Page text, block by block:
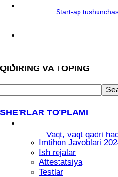
She’rlar
Abituriyentlar
Imtihon Javoblari
Ish rejalar
Attestatsiya
Testlar
Start-ap
QIDIRING VA TOPING
SHE'RLAR TO'PLAMI
Vaqt, vaqt qadri